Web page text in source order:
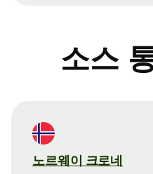
소스
노르웨이 크로네